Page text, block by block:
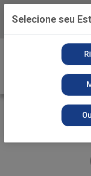
PEIXES
Selecione seu